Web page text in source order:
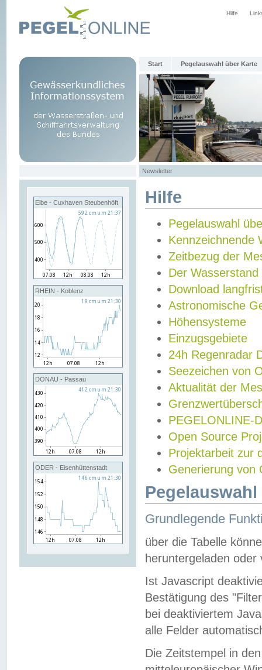
Hilfe
Start Pegelauswahl über Karte
Newsletter
Elbe - Cuxhaven Steubenhöft
RHEIN - Koblenz
DONAU - Passau
ODER - Eisenhüttenstadt
Hilfe
Pegelauswahl
Kennzeichnende
Zeitbezug der
Der Wasserstand
Download
Astronomische
Höhensysteme
Einzugsgebiete
24h Regenradar
Seezeichen von
Aktualität der
PEGELONLINE-
Open Source
Projektarbeit zur
Generierung von
Grundlegende
über die Tabelle
heruntergeladen oder
Ist Javascript
Bestätigung des
bei deaktiviertem
alle Felder
Die Zeitstempel in